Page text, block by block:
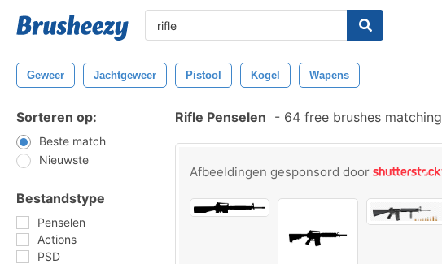
Geweer Jachtgeweer Pistool Kogel Wapens
Sorteren op:
Beste match
Nieuwste
Bestandstype
Penselen
Actions
PSD
Rifle Penselen - 64 free brushes matching
Afbeeldingen gesponsord door